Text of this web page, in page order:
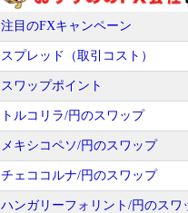
注目のFXキャンペーン
スプレッド（取引コスト）
スワップポイント
トルコリラ/円のスワップ
メキシコペソ/円のスワップ
チェココルナ/円のスワップ
ハンガリーフォリント/円のスワ